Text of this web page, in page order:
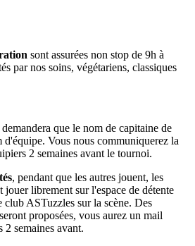
sont assurées non stop de 9h à
par nos soins, végétariens, classiques
que le nom de capitaine de
Vous nous communiquerez la
2 semaines avant le tournoi.
, pendant que les autres jouent, les
jouer librement sur l'espace de détente
club ASTuzzles sur la scène. Des
proposées, vous aurez un mail
semaines avant.